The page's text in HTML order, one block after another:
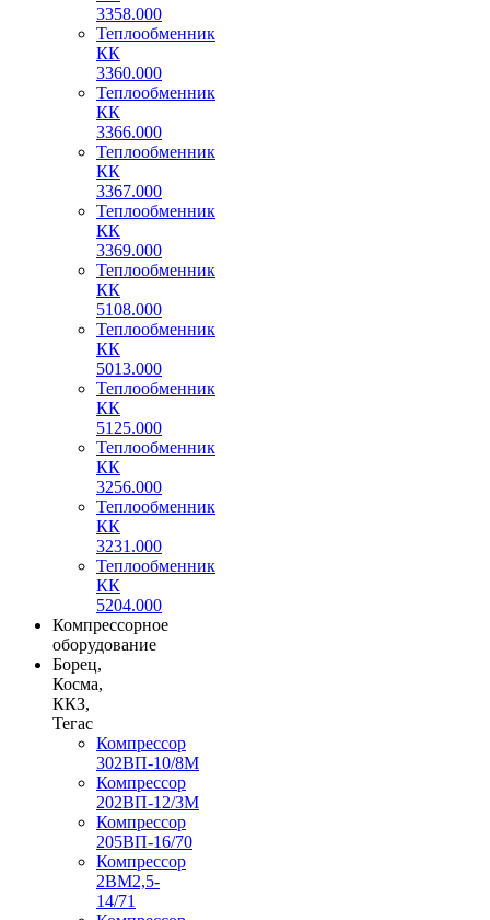
3358.000
Теплообменник
КК
3360.000
Теплообменник
КК
3366.000
Теплообменник
КК
3367.000
Теплообменник
КК
3369.000
Теплообменник
КК
5108.000
Теплообменник
КК
5013.000
Теплообменник
КК
5125.000
Теплообменник
КК
3256.000
Теплообменник
КК
3231.000
Теплообменник
КК
5204.000
Компрессорное
оборудование
Борец,
Косма,
ККЗ,
Тегас
Компрессор
302ВП-10/8М
Компрессор
202ВП-12/3М
Компрессор
205ВП-16/70
Компрессор
2ВМ2,5-
14/71